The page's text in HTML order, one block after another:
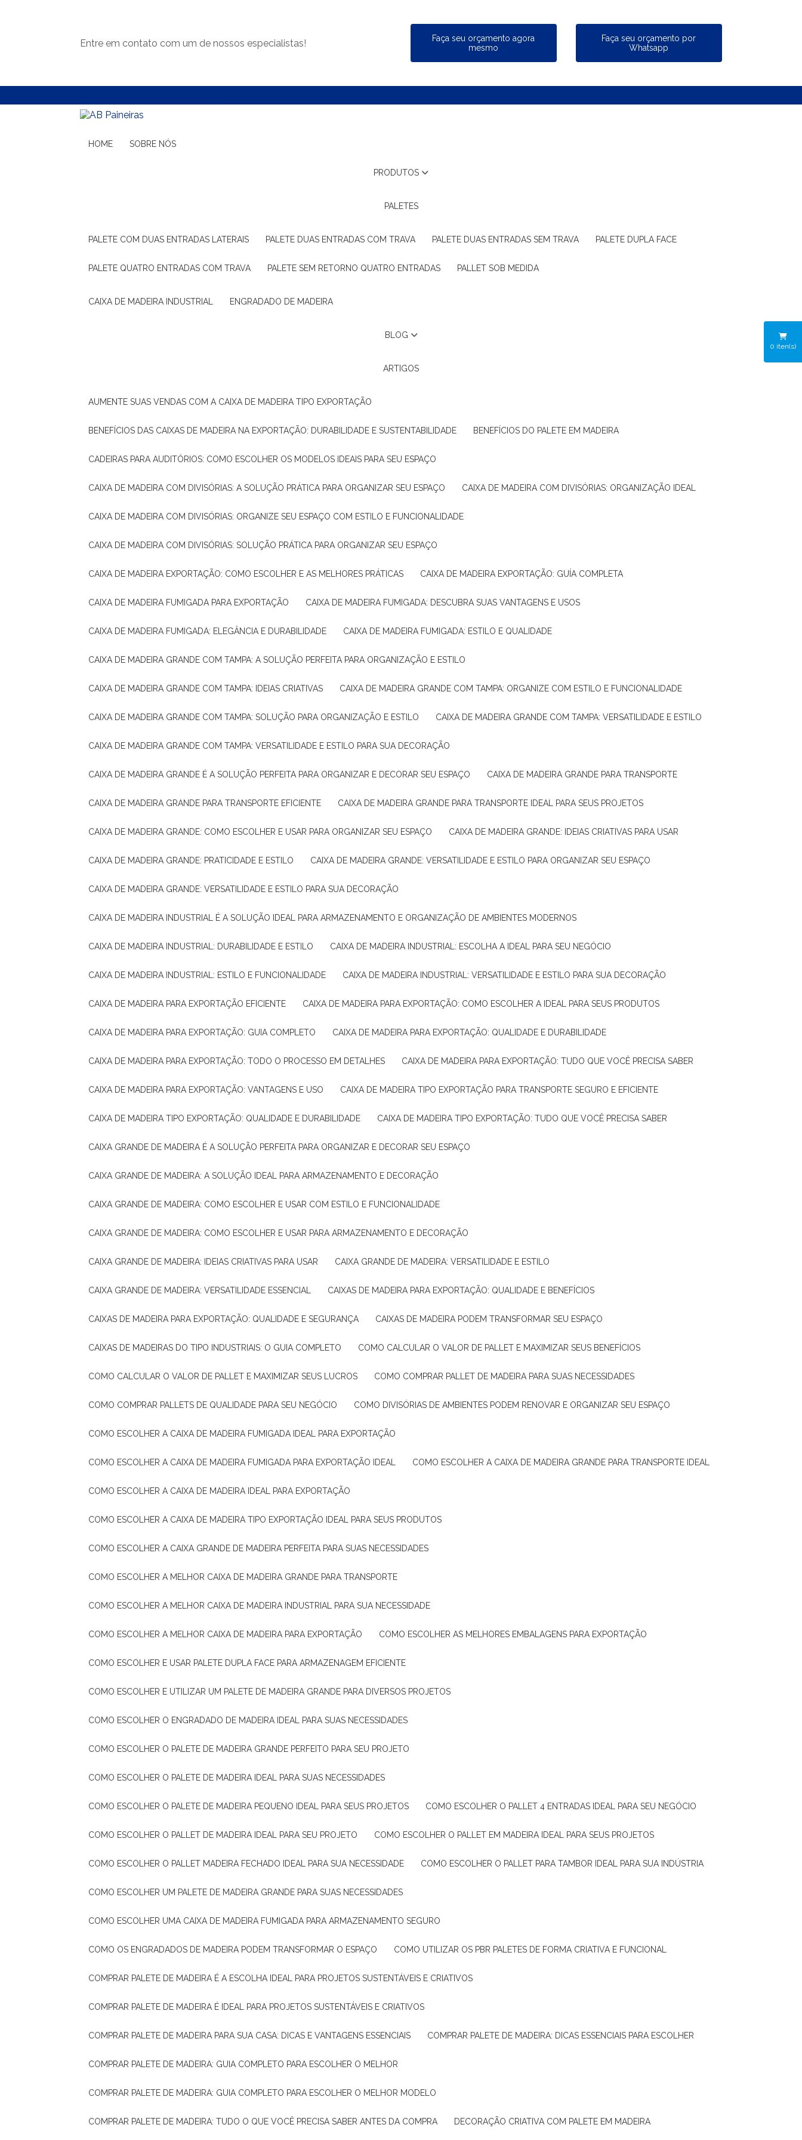
Entre em contato com um de nossos especialistas!
Faça seu orçamento agora
mesmo
Faça seu orçamento por
Whatsapp
HOME SOBRE NÓS
PRODUTOS
PALETES
PALETE COM DUAS ENTRADAS LATERAIS PALETE DUAS ENTRADAS COM TRAVA PALETE DUAS ENTRADAS SEM TRAVA PALETE DUPLA FACE
PALETE QUATRO ENTRADAS COM TRAVA PALETE SEM RETORNO QUATRO ENTRADAS PALLET SOB MEDIDA
CAIXA DE MADEIRA INDUSTRIAL ENGRADADO DE MADEIRA
BLOG
ARTIGOS
AUMENTE SUAS VENDAS COM A CAIXA DE MADEIRA TIPO EXPORTAÇÃO
BENEFÍCIOS DAS CAIXAS DE MADEIRA NA EXPORTAÇÃO: DURABILIDADE E SUSTENTABILIDADE BENEFÍCIOS DO PALETE EM MADEIRA
CADEIRAS PARA AUDITÓRIOS: COMO ESCOLHER OS MODELOS IDEAIS PARA SEU ESPAÇO
CAIXA DE MADEIRA COM DIVISÓRIAS: A SOLUÇÃO PRÁTICA PARA ORGANIZAR SEU ESPAÇO CAIXA DE MADEIRA COM DIVISÓRIAS: ORGANIZAÇÃO IDEAL
CAIXA DE MADEIRA COM DIVISÓRIAS: ORGANIZE SEU ESPAÇO COM ESTILO E FUNCIONALIDADE
CAIXA DE MADEIRA COM DIVISÓRIAS: SOLUÇÃO PRÁTICA PARA ORGANIZAR SEU ESPAÇO
CAIXA DE MADEIRA EXPORTAÇÃO: COMO ESCOLHER E AS MELHORES PRÁTICAS CAIXA DE MADEIRA EXPORTAÇÃO: GUÍA COMPLETA
CAIXA DE MADEIRA FUMIGADA PARA EXPORTAÇÃO CAIXA DE MADEIRA FUMIGADA: DESCUBRA SUAS VANTAGENS E USOS
CAIXA DE MADEIRA FUMIGADA: ELEGÂNCIA E DURABILIDADE CAIXA DE MADEIRA FUMIGADA: ESTILO E QUALIDADE
CAIXA DE MADEIRA GRANDE COM TAMPA: A SOLUÇÃO PERFEITA PARA ORGANIZAÇÃO E ESTILO
CAIXA DE MADEIRA GRANDE COM TAMPA: IDEIAS CRIATIVAS CAIXA DE MADEIRA GRANDE COM TAMPA: ORGANIZE COM ESTILO E FUNCIONALIDADE
CAIXA DE MADEIRA GRANDE COM TAMPA: SOLUÇÃO PARA ORGANIZAÇÃO E ESTILO CAIXA DE MADEIRA GRANDE COM TAMPA: VERSATILIDADE E ESTILO
CAIXA DE MADEIRA GRANDE COM TAMPA: VERSATILIDADE E ESTILO PARA SUA DECORAÇÃO
CAIXA DE MADEIRA GRANDE É A SOLUÇÃO PERFEITA PARA ORGANIZAR E DECORAR SEU ESPAÇO CAIXA DE MADEIRA GRANDE PARA TRANSPORTE
CAIXA DE MADEIRA GRANDE PARA TRANSPORTE EFICIENTE CAIXA DE MADEIRA GRANDE PARA TRANSPORTE IDEAL PARA SEUS PROJETOS
CAIXA DE MADEIRA GRANDE: COMO ESCOLHER E USAR PARA ORGANIZAR SEU ESPAÇO CAIXA DE MADEIRA GRANDE: IDEIAS CRIATIVAS PARA USAR
CAIXA DE MADEIRA GRANDE: PRATICIDADE E ESTILO CAIXA DE MADEIRA GRANDE: VERSATILIDADE E ESTILO PARA ORGANIZAR SEU ESPAÇO
CAIXA DE MADEIRA GRANDE: VERSATILIDADE E ESTILO PARA SUA DECORAÇÃO
CAIXA DE MADEIRA INDUSTRIAL É A SOLUÇÃO IDEAL PARA ARMAZENAMENTO E ORGANIZAÇÃO DE AMBIENTES MODERNOS
CAIXA DE MADEIRA INDUSTRIAL: DURABILIDADE E ESTILO CAIXA DE MADEIRA INDUSTRIAL: ESCOLHA A IDEAL PARA SEU NEGÓCIO
CAIXA DE MADEIRA INDUSTRIAL: ESTILO E FUNCIONALIDADE CAIXA DE MADEIRA INDUSTRIAL: VERSATILIDADE E ESTILO PARA SUA DECORAÇÃO
CAIXA DE MADEIRA PARA EXPORTAÇÃO EFICIENTE CAIXA DE MADEIRA PARA EXPORTAÇÃO: COMO ESCOLHER A IDEAL PARA SEUS PRODUTOS
CAIXA DE MADEIRA PARA EXPORTAÇÃO: GUIA COMPLETO CAIXA DE MADEIRA PARA EXPORTAÇÃO: QUALIDADE E DURABILIDADE
CAIXA DE MADEIRA PARA EXPORTAÇÃO: TODO O PROCESSO EM DETALHES CAIXA DE MADEIRA PARA EXPORTAÇÃO: TUDO QUE VOCÊ PRECISA SABER
CAIXA DE MADEIRA PARA EXPORTAÇÃO: VANTAGENS E USO CAIXA DE MADEIRA TIPO EXPORTAÇÃO PARA TRANSPORTE SEGURO E EFICIENTE
CAIXA DE MADEIRA TIPO EXPORTAÇÃO: QUALIDADE E DURABILIDADE CAIXA DE MADEIRA TIPO EXPORTAÇÃO: TUDO QUE VOCÊ PRECISA SABER
CAIXA GRANDE DE MADEIRA É A SOLUÇÃO PERFEITA PARA ORGANIZAR E DECORAR SEU ESPAÇO
CAIXA GRANDE DE MADEIRA: A SOLUÇÃO IDEAL PARA ARMAZENAMENTO E DECORAÇÃO
CAIXA GRANDE DE MADEIRA: COMO ESCOLHER E USAR COM ESTILO E FUNCIONALIDADE
CAIXA GRANDE DE MADEIRA: COMO ESCOLHER E USAR PARA ARMAZENAMENTO E DECORAÇÃO
CAIXA GRANDE DE MADEIRA: IDEIAS CRIATIVAS PARA USAR CAIXA GRANDE DE MADEIRA: VERSATILIDADE E ESTILO
CAIXA GRANDE DE MADEIRA: VERSATILIDADE ESSENCIAL CAIXAS DE MADEIRA PARA EXPORTAÇÃO: QUALIDADE E BENEFÍCIOS
CAIXAS DE MADEIRA PARA EXPORTAÇÃO: QUALIDADE E SEGURANÇA CAIXAS DE MADEIRA PODEM TRANSFORMAR SEU ESPAÇO
CAIXAS DE MADEIRAS DO TIPO INDUSTRIAIS: O GUIA COMPLETO COMO CALCULAR O VALOR DE PALLET E MAXIMIZAR SEUS BENEFÍCIOS
COMO CALCULAR O VALOR DE PALLET E MAXIMIZAR SEUS LUCROS COMO COMPRAR PALLET DE MADEIRA PARA SUAS NECESSIDADES
COMO COMPRAR PALLETS DE QUALIDADE PARA SEU NEGÓCIO COMO DIVISÓRIAS DE AMBIENTES PODEM RENOVAR E ORGANIZAR SEU ESPAÇO
COMO ESCOLHER A CAIXA DE MADEIRA FUMIGADA IDEAL PARA EXPORTAÇÃO
COMO ESCOLHER A CAIXA DE MADEIRA FUMIGADA PARA EXPORTAÇÃO IDEAL COMO ESCOLHER A CAIXA DE MADEIRA GRANDE PARA TRANSPORTE IDEAL
COMO ESCOLHER A CAIXA DE MADEIRA IDEAL PARA EXPORTAÇÃO
COMO ESCOLHER A CAIXA DE MADEIRA TIPO EXPORTAÇÃO IDEAL PARA SEUS PRODUTOS
COMO ESCOLHER A CAIXA GRANDE DE MADEIRA PERFEITA PARA SUAS NECESSIDADES
COMO ESCOLHER A MELHOR CAIXA DE MADEIRA GRANDE PARA TRANSPORTE
COMO ESCOLHER A MELHOR CAIXA DE MADEIRA INDUSTRIAL PARA SUA NECESSIDADE
COMO ESCOLHER A MELHOR CAIXA DE MADEIRA PARA EXPORTAÇÃO COMO ESCOLHER AS MELHORES EMBALAGENS PARA EXPORTAÇÃO
COMO ESCOLHER E USAR PALETE DUPLA FACE PARA ARMAZENAGEM EFICIENTE
COMO ESCOLHER E UTILIZAR UM PALETE DE MADEIRA GRANDE PARA DIVERSOS PROJETOS
COMO ESCOLHER O ENGRADADO DE MADEIRA IDEAL PARA SUAS NECESSIDADES
COMO ESCOLHER O PALETE DE MADEIRA GRANDE PERFEITO PARA SEU PROJETO
COMO ESCOLHER O PALETE DE MADEIRA IDEAL PARA SUAS NECESSIDADES
COMO ESCOLHER O PALETE DE MADEIRA PEQUENO IDEAL PARA SEUS PROJETOS COMO ESCOLHER O PALLET 4 ENTRADAS IDEAL PARA SEU NEGÓCIO
COMO ESCOLHER O PALLET DE MADEIRA IDEAL PARA SEU PROJETO COMO ESCOLHER O PALLET EM MADEIRA IDEAL PARA SEUS PROJETOS
COMO ESCOLHER O PALLET MADEIRA FECHADO IDEAL PARA SUA NECESSIDADE COMO ESCOLHER O PALLET PARA TAMBOR IDEAL PARA SUA INDÚSTRIA
COMO ESCOLHER UM PALETE DE MADEIRA GRANDE PARA SUAS NECESSIDADES
COMO ESCOLHER UMA CAIXA DE MADEIRA FUMIGADA PARA ARMAZENAMENTO SEGURO
COMO OS ENGRADADOS DE MADEIRA PODEM TRANSFORMAR O ESPAÇO COMO UTILIZAR OS PBR PALETES DE FORMA CRIATIVA E FUNCIONAL
COMPRAR PALETE DE MADEIRA É A ESCOLHA IDEAL PARA PROJETOS SUSTENTÁVEIS E CRIATIVOS
COMPRAR PALETE DE MADEIRA É IDEAL PARA PROJETOS SUSTENTÁVEIS E CRIATIVOS
COMPRAR PALETE DE MADEIRA PARA SUA CASA: DICAS E VANTAGENS ESSENCIAIS COMPRAR PALETE DE MADEIRA: DICAS ESSENCIAIS PARA ESCOLHER
COMPRAR PALETE DE MADEIRA: GUIA COMPLETO PARA ESCOLHER O MELHOR
COMPRAR PALETE DE MADEIRA: GUIA COMPLETO PARA ESCOLHER O MELHOR MODELO
COMPRAR PALETE DE MADEIRA: TUDO O QUE VOCÊ PRECISA SABER ANTES DA COMPRA DECORAÇÃO CRIATIVA COM PALETE EM MADEIRA
0 iten(s)